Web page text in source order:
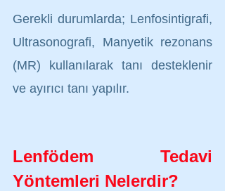
Gerekli durumlarda; Lenfosintigrafi,
Ultrasonografi, Manyetik rezonans
(MR) kullanılarak tanı desteklenir
ve ayırıcı tanı yapılır.
Lenfödem Tedavi
Yöntemleri Nelerdir?